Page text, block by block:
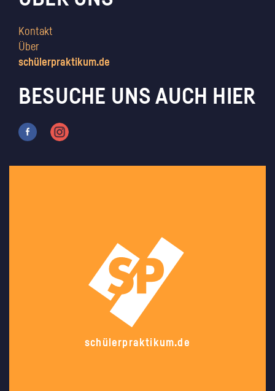
Kontakt
Über
schülerpraktikum.de
BESUCHE UNS AUCH HIER
schülerpraktikum.de